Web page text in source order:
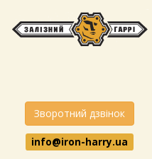
Зворотний дзвінок
info@iron-harry.ua